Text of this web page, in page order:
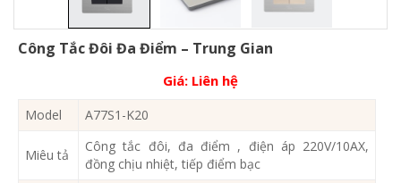
Công Tắc Đôi Đa Điểm – Trung Gian
Giá: Liên hệ
Model A77S1-K20
Miêu tả
Công tắc đôi, đa điểm , điện áp 220V/10AX,
đồng chịu nhiệt, tiếp điểm bạc